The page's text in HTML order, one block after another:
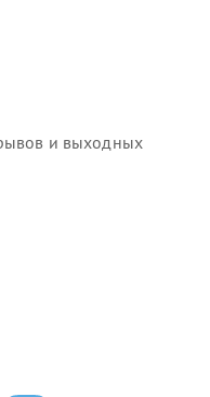
и выходных